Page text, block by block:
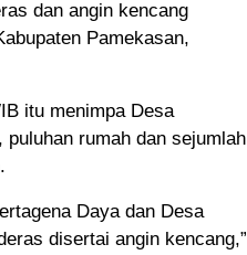
dan angin kencang
Pamekasan,
itu menimpa Desa
rumah dan sejumlah
Daya dan Desa
disertai angin kencang,”